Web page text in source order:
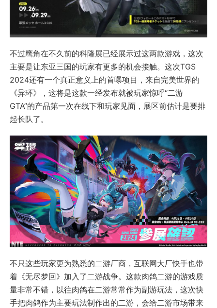
不过鹰角在不久前的科隆展已经展示过这两款游戏，这次
主要是让东亚三国的玩家有更多的机会接触。这次TGS
2024还有一个真正意义上的首曝项目，来自完美世界的
《异环》，这将是这款一经发布就被玩家惊呼“二游
GTA”的产品第一次在线下和玩家见面，展区前估计是要排
起长队了。
不只这些玩家更为熟悉的二游厂商，互联网大厂快手也带
着《无尽梦回》加入了二游战争。这款肉鸽二游的游戏质
量非常不错，以往肉鸽在二游常常作为副游玩法，这次快
手把肉鸽作为主要玩法制作出的二游，会给二游市场带来